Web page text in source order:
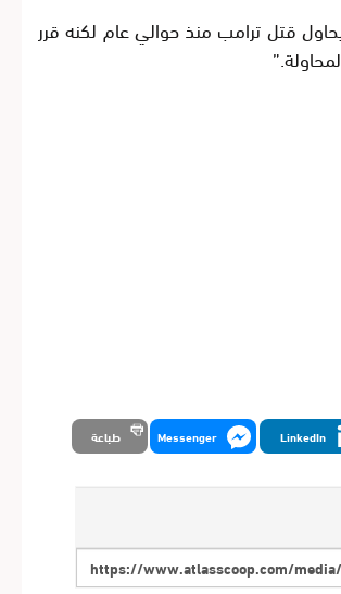
قتل ترامب منذ حوالي عام لكنه قرر
LinkedIn
Messenger طباعة